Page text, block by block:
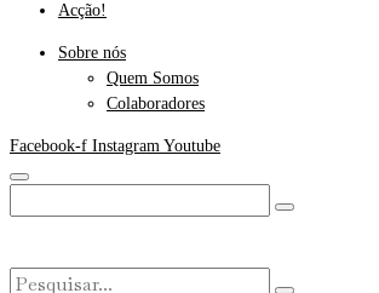
Acção!
Sobre nós
Quem Somos
Colaboradores
Facebook-f Instagram Youtube